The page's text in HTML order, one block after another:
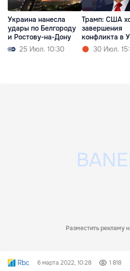
Украина нанесла
удары по Белгороду
и Ростову-на-Дону
25 Июл. 10:30
Трамп: США
завершения
конфликта в
30 Июл.
Разместить рекламу
Rbc 6 марта 2022, 10:28 1 818